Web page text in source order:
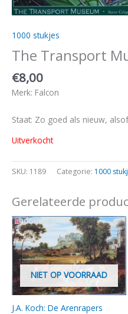
1000 stukjes
The Transport
€8,00
Merk: Falcon
Staat: Zo goed als nieuw,
Uitverkocht
SKU: 1189 Categorie: 1000
Gerelateerde
NIET OP VOORRAAD
J.A. Koch: De Arenrapers